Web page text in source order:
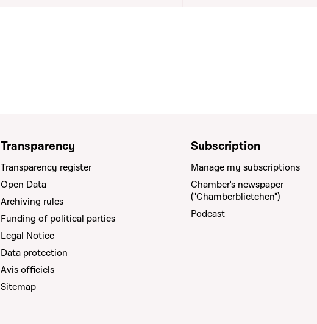
Transparency
Transparency register
Open Data
Archiving rules
Funding of political parties
Legal Notice
Data protection
Avis officiels
Sitemap
Subscription
Manage my subscriptions
Chamber's newspaper
("Chamberblietchen")
Podcast